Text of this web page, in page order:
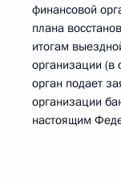
финансовой
плана
итогам
организации (в
орган подает
организации
настоящим